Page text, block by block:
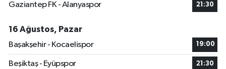
Gaziantep FK - Alanyaspor 21:30
16 Ağustos, Pazar
Başakşehir - Kocaelispor
19:00
Beşiktaş - Eyüpspor 21:30